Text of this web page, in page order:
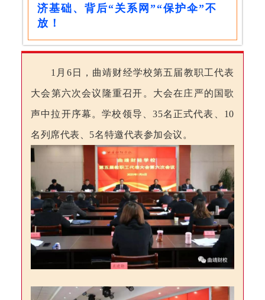
济基础、背后“关系网”“保护伞”不
放 ！
1 月 6 日，曲靖财经学校第五届教职工代表
大会第六次会议 隆重召开 。 大会在庄严的国歌
声中拉开序幕。学校领导、35名正式代表 10
名列席代表、 5名特邀代表参加会议。